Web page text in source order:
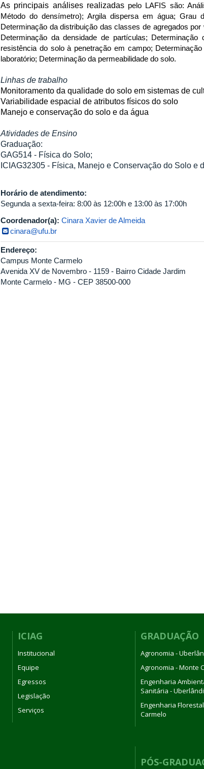
As principais análises realizadas pelo LAFIS são:
Método do densímetro); Argila dispersa em água; Grau
Determinação da distribuição das classes de agregados
Determinação da densidade de partículas;
resistência do solo à penetração em campo;
laboratório; Determinação da permeabilidade do solo.
Linhas de trabalho
Monitoramento da qualidade do solo em sistemas de
Variabilidade espacial de atributos físicos do solo
Manejo e conservação do solo e da água
Atividades de Ensino
Graduação:
GAG514 - Física do Solo;
ICIAG32305 - Física, Manejo e Conservação do Solo e
Horário de atendimento:
Segunda a sexta-feira: 8:00 às 12:00h e 13:00 às 17:00h
Coordenador(a): Cinara Xavier de Almeida
cinara@ufu.br
Endereço:
Campus Monte Carmelo
Avenida XV de Novembro - 1159 - Bairro Cidade Jardim
Monte Carmelo - MG - CEP 38500-000
ICIAG
Institucional
Equipe
Egressos
Legislação
Serviços
GRADUAÇÃO
Agronomia -
Agronomia - Monte
Engenharia
Sanitária -
Engenharia
Carmelo
PÓS-